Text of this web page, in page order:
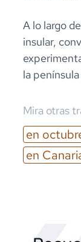
A lo largo
insular,
la península
Mira otras
en
en